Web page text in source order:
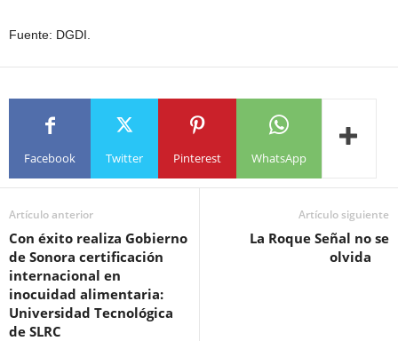
Fuente: DGDI.
Facebook Twitter Pinterest WhatsApp
Artículo anterior
Con éxito realiza Gobierno
de Sonora certificación
internacional en
inocuidad alimentaria:
Universidad Tecnológica
de SLRC
Artículo siguiente
La Roque Señal no se
olvida